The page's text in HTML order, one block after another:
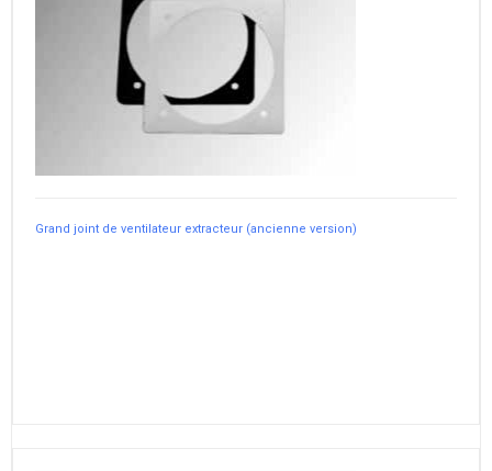
Grand joint de ventilateur extracteur (ancienne version)